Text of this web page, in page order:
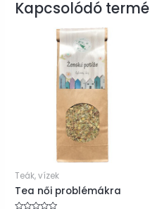
Kapcsolódó
Teák, vízek
Tea női problémákra